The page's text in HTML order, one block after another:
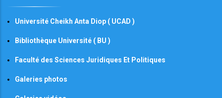
Université Cheikh Anta Diop ( UCAD )
Bibliothèque Université ( BU )
Faculté des Sciences Juridiques Et Politiques
Galeries photos